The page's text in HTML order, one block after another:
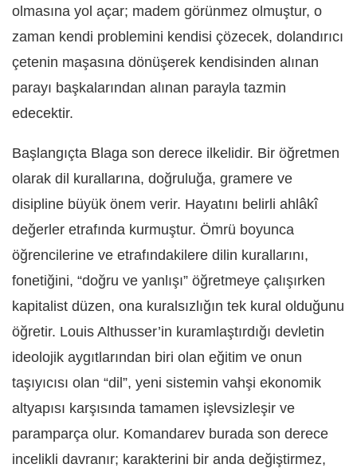
olmasına yol açar; madem görünmez olmuştur, o
zaman kendi problemini kendisi çözecek, dolandırıcı
çetenin maşasına dönüşerek kendisinden alınan
parayı başkalarından alınan parayla tazmin
edecektir.
Başlangıçta Blaga son derece ilkelidir. Bir öğretmen
olarak dil kurallarına, doğruluğa, gramere ve
disipline büyük önem verir. Hayatını belirli ahlâkî
değerler etrafında kurmuştur. Ömrü boyunca
öğrencilerine ve etrafındakilere dilin kurallarını,
fonetiğini, “doğru ve yanlışı” öğretmeye çalışırken
kapitalist düzen, ona kuralsızlığın tek kural olduğunu
öğretir. Louis Althusser’in kuramlaştırdığı devletin
ideolojik aygıtlarından biri olan eğitim ve onun
taşıyıcısı olan “dil”, yeni sistemin vahşi ekonomik
altyapısı karşısında tamamen işlevsizleşir ve
paramparça olur. Komandarev burada son derece
incelikli davranır; karakterini bir anda değiştirmez,